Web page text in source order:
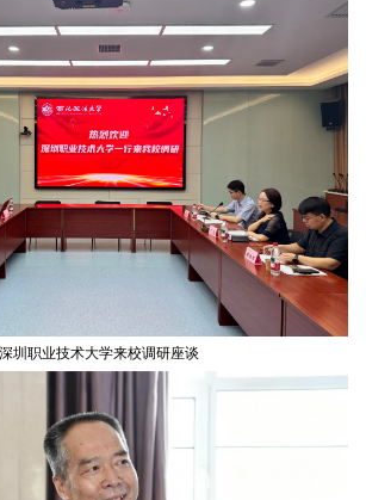
深圳职业技术大学来校调研座谈